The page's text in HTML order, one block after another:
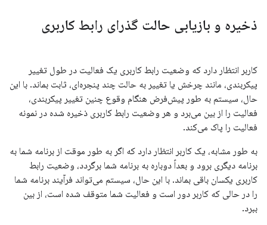
ذخیره و بازیابی حالت گذرای رابط کاربری
کاربر انتظار دارد که وضعیت رابط کاربری یک فعالیت در طول تغییر
پیکربندی، مانند چرخش یا تغییر به حالت چند پنجره‌ای، ثابت بماند. با این
حال، سیستم به طور پیش‌فرض هنگام وقوع چنین تغییر پیکربندی،
فعالیت را از بین می‌برد و هر وضعیت رابط کاربری ذخیره شده در نمونه
فعالیت را پاک می‌کند.
به طور مشابه، یک کاربر انتظار دارد که اگر به طور موقت از برنامه شما به
برنامه دیگری برود و بعداً دوباره به برنامه شما برگردد، وضعیت رابط
کاربری یکسان باقی بماند. با این حال، سیستم می‌تواند فرآیند برنامه شما
را در حالی که کاربر دور است و فعالیت شما متوقف شده است، از بین
ببرد.